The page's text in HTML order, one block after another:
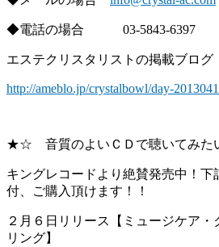
◆電話の場合 03-5843-6397
エステクリスタリストの掲載ブログ
http://ameblo.jp/crystalbowl/day-
★☆ 音質のよいＣＤで聴いてみ
キングレコードより絶賛発売中！下
付、ご購入頂けます！！
２月６日リリース【ミュージケア
リング】